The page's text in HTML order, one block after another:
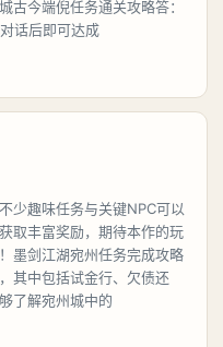
古今端倪任务通关攻略答：
话后即可达成
少趣味任务与关键NPC可以
取丰富奖励，期待本作的玩
墨剑江湖宛州任务完成攻略
其中包括试金行、欠债还
了解宛州城中的